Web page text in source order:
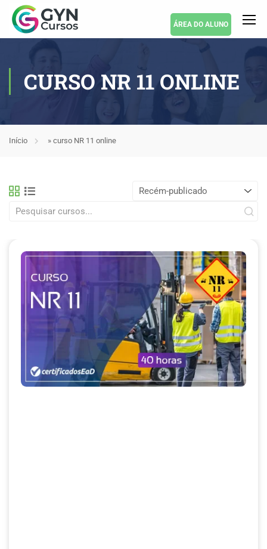
ÁREA DO ALUNO
CURSO NR 11 ONLINE
Início » curso NR 11 online